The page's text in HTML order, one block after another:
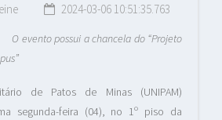
2024-03-06 10:51:35.763
a chancela do “Projeto
de Patos de Minas (UNIPAM)
segunda-feira (04), no 1º piso da